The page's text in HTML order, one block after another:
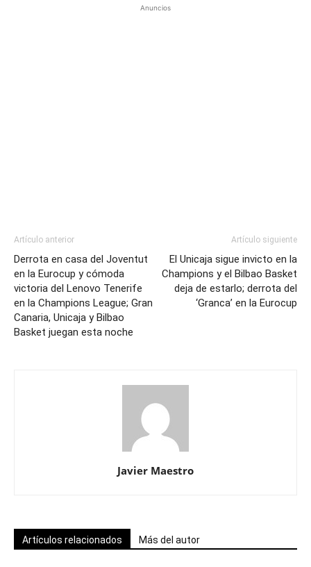
Anuncios
Artículo anterior
Derrota en casa del Joventut
en la Eurocup y cómoda
victoria del Lenovo Tenerife
en la Champions League; Gran
Canaria, Unicaja y Bilbao
Basket juegan esta noche
Artículo siguiente
El Unicaja sigue invicto en la
Champions y el Bilbao Basket
deja de estarlo; derrota del
‘Granca’ en la Eurocup
Javier Maestro
Artículos relacionados Más del autor